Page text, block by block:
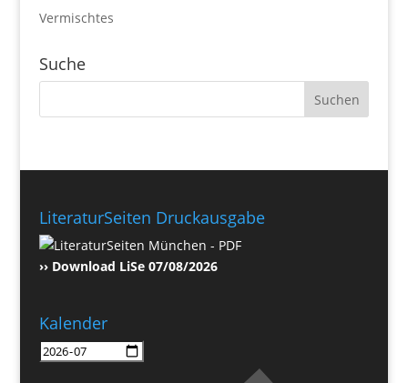
Vermischtes
Suche
LiteraturSeiten Druckausgabe
›› Download LiSe 07/08/2026
Kalender